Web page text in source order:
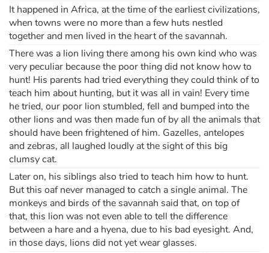
It happened in Africa, at the time of the earliest civilizations,
when towns were no more than a few huts nestled
together and men lived in the heart of the savannah.
There was a lion living there among his own kind who was
very peculiar because the poor thing did not know how to
hunt! His parents had tried everything they could think of to
teach him about hunting, but it was all in vain! Every time
he tried, our poor lion stumbled, fell and bumped into the
other lions and was then made fun of by all the animals that
should have been frightened of him. Gazelles, antelopes
and zebras, all laughed loudly at the sight of this big
clumsy cat.
Later on, his siblings also tried to teach him how to hunt.
But this oaf never managed to catch a single animal. The
monkeys and birds of the savannah said that, on top of
that, this lion was not even able to tell the difference
between a hare and a hyena, due to his bad eyesight. And,
in those days, lions did not yet wear glasses.